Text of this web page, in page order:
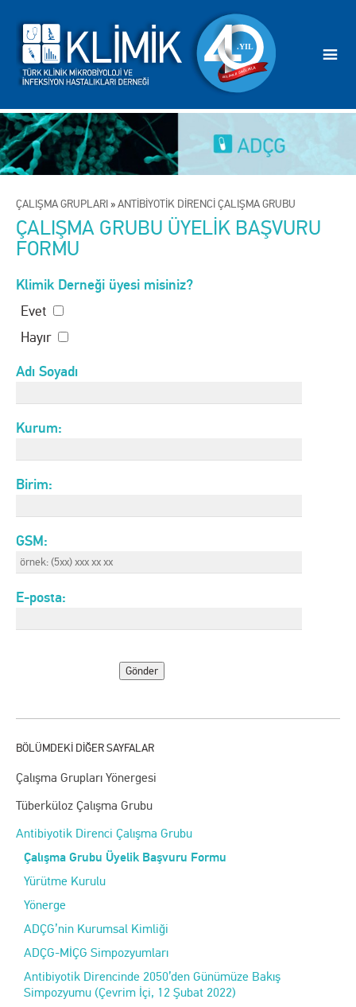
Çalışma Grupları Yönergesi
Tüberküloz Çalışma Grubu
Antibiyotik Direnci Çalışma Grubu
Çalışma Grubu Üyelik Başvuru Formu
Yürütme Kurulu
Yönerge
ADÇG’nin Kurumsal Kimliği
ADÇG-MİÇG Simpozyumları
Antibiyotik Direncinde 2050’den Günümüze Bakış
Simpozyumu (Çevrim İçi, 12 Şubat 2022)
ÇALIŞMA GRUPLARI »ANTİBİYOTİK DİRENCİ ÇALIŞMA GRUBU
ÇALIŞMA GRUBU ÜYELİK BAŞVURU
FORMU
Klimik Derneği üyesi misiniz?
Evet
Hayır
Adı Soyadı
Kurum:
Birim:
GSM:
E-posta: